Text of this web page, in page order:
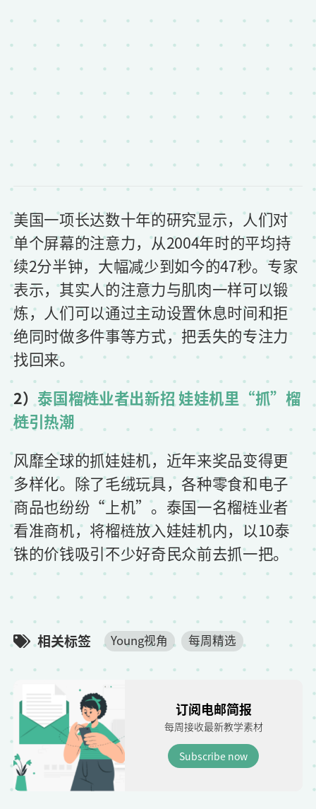
美国一项长达数十年的研究显示，人们对
单个屏幕的注意力，从2004年时的平均持
续2分半钟，大幅减少到如今的47秒。专家
表示，其实人的注意力与肌肉一样可以锻
炼，人们可以通过主动设置休息时间和拒
绝同时做多件事等方式，把丢失的专注力
找回来。
2）泰国榴梿业者出新招 娃娃机里“抓”榴
梿引热潮
风靡全球的抓娃娃机，近年来奖品变得更
多样化。除了毛绒玩具，各种零食和电子
商品也纷纷“上机”。泰国一名榴梿业者
看准商机，将榴梿放入娃娃机内，以10泰
铢的价钱吸引不少好奇民众前去抓一把。
相关标签 Young视角 每周精选
订阅电邮简报
每周接收最新教学素材
Subscribe now